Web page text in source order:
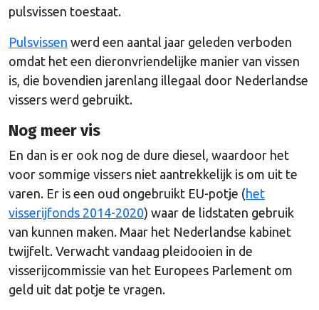
pulsvissen toestaat.
Pulsvissen werd een aantal jaar geleden verboden
omdat het een dieronvriendelijke manier van vissen
is, die bovendien jarenlang illegaal door Nederlandse
vissers werd gebruikt.
Nog meer vis
En dan is er ook nog de dure diesel, waardoor het
voor sommige vissers niet aantrekkelijk is om uit te
varen. Er is een oud ongebruikt EU-potje (het
visserijfonds 2014-2020) waar de lidstaten gebruik
van kunnen maken. Maar het Nederlandse kabinet
twijfelt. Verwacht vandaag pleidooien in de
visserijcommissie van het Europees Parlement om
geld uit dat potje te vragen.